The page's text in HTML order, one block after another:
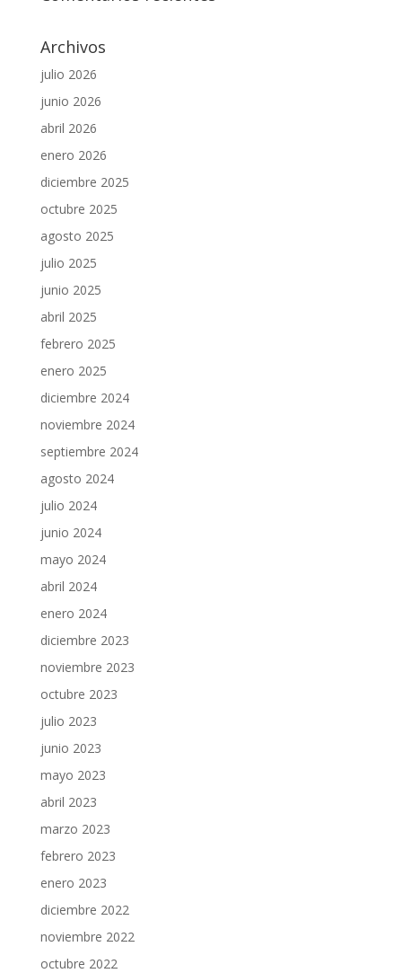
Archivos
julio 2026
junio 2026
abril 2026
enero 2026
diciembre 2025
octubre 2025
agosto 2025
julio 2025
junio 2025
abril 2025
febrero 2025
enero 2025
diciembre 2024
noviembre 2024
septiembre 2024
agosto 2024
julio 2024
junio 2024
mayo 2024
abril 2024
enero 2024
diciembre 2023
noviembre 2023
octubre 2023
julio 2023
junio 2023
mayo 2023
abril 2023
marzo 2023
febrero 2023
enero 2023
diciembre 2022
noviembre 2022
octubre 2022